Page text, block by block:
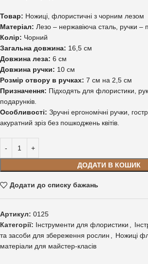
Товар: Ножиці, флористичні з чорним лезом
Матеріал: Лезо – нержавіюча сталь, ручки –
Колір: Чорний
Загальна довжина: 16,5 см
Довжина леза: 6 см
Довжина ручки: 10 см
Розмір отвору в ручках: 7 см на 2,5 см
Призначення: Підходять для флористики,
подарунків.
Особливості: Зручні ергономічні ручки,
акуратний зріз без пошкоджень квітів.
ДОДАТИ В КОШИК
Додати до списку бажань
Артикул: 0125
Категорії: Інструменти для флористики
та засоби для збереження рослин
Ножиці
матеріали для майстер-класів